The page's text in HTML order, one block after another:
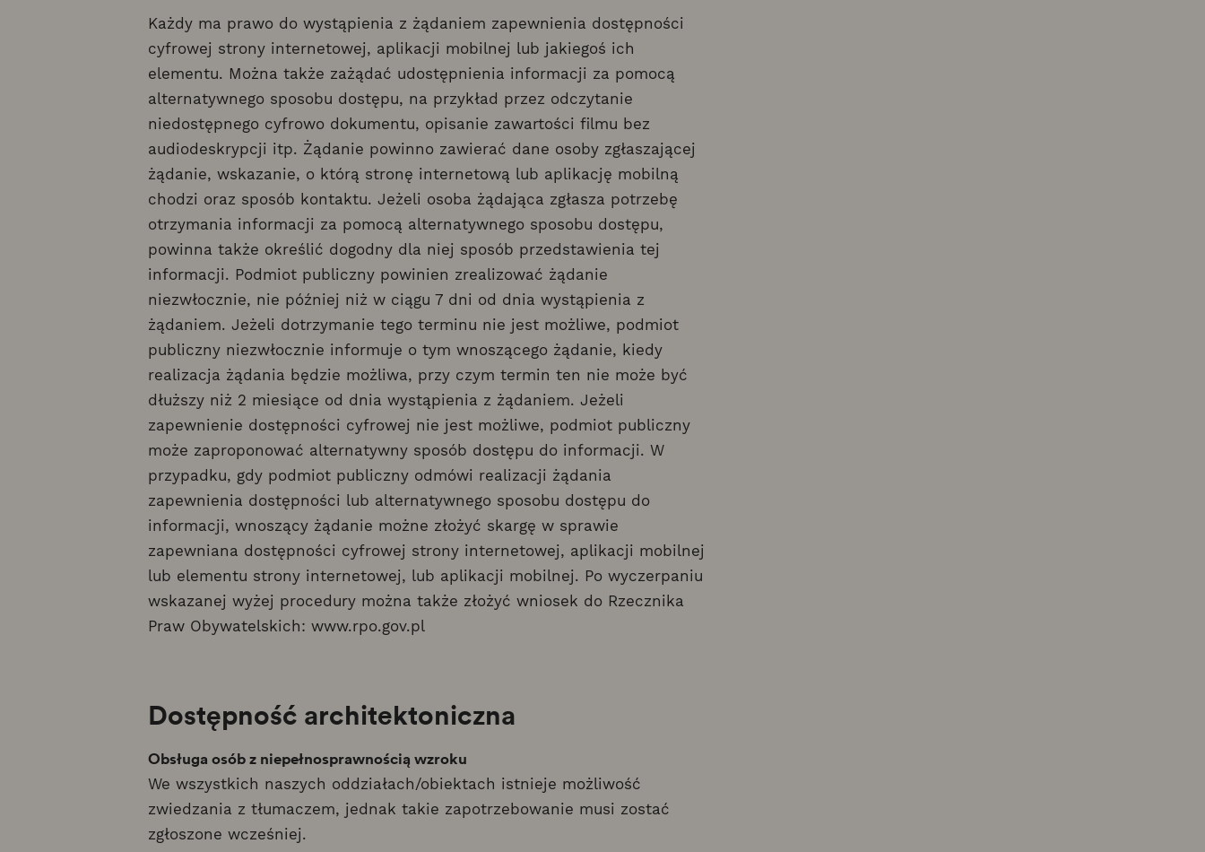
Każdy ma prawo do wystąpienia z żądaniem zapewnienia dostępności
cyfrowej strony internetowej, aplikacji mobilnej lub jakiegoś ich
elementu. Można także zażądać udostępnienia informacji za pomocą
alternatywnego sposobu dostępu, na przykład przez odczytanie
niedostępnego cyfrowo dokumentu, opisanie zawartości filmu bez
audiodeskrypcji itp. Żądanie powinno zawierać dane osoby zgłaszającej
żądanie, wskazanie, o którą stronę internetową lub aplikację mobilną
chodzi oraz sposób kontaktu. Jeżeli osoba żądająca zgłasza potrzebę
otrzymania informacji za pomocą alternatywnego sposobu dostępu,
powinna także określić dogodny dla niej sposób przedstawienia tej
informacji. Podmiot publiczny powinien zrealizować żądanie
niezwłocznie, nie później niż w ciągu 7 dni od dnia wystąpienia z
żądaniem. Jeżeli dotrzymanie tego terminu nie jest możliwe, podmiot
publiczny niezwłocznie informuje o tym wnoszącego żądanie, kiedy
realizacja żądania będzie możliwa, przy czym termin ten nie może być
dłuższy niż 2 miesiące od dnia wystąpienia z żądaniem. Jeżeli
zapewnienie dostępności cyfrowej nie jest możliwe, podmiot publiczny
może zaproponować alternatywny sposób dostępu do informacji. W
przypadku, gdy podmiot publiczny odmówi realizacji żądania
zapewnienia dostępności lub alternatywnego sposobu dostępu do
informacji, wnoszący żądanie możne złożyć skargę w sprawie
zapewniana dostępności cyfrowej strony internetowej, aplikacji mobilnej
lub elementu strony internetowej, lub aplikacji mobilnej. Po wyczerpaniu
wskazanej wyżej procedury można także złożyć wniosek do Rzecznika
Praw Obywatelskich: www.rpo.gov.pl
Dostępność architektoniczna
Obsługa osób z niepełnosprawnością wzroku
We wszystkich naszych oddziałach/obiektach istnieje możliwość
zwiedzania z tłumaczem, jednak takie zapotrzebowanie musi zostać
zgłoszone wcześniej.